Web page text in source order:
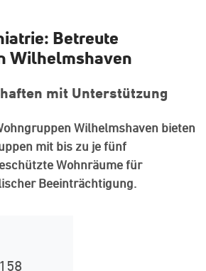
Betreute
Wilhelmshaven
mit Unterstützung
Wilhelmshaven bieten
mit bis zu je fünf
Wohnräume für
Beeinträchtigung.